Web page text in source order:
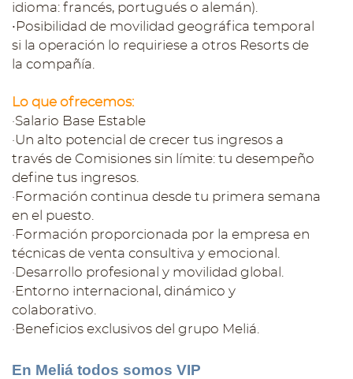
idioma: francés, portugués o alemán).
•Posibilidad de movilidad geográfica temporal
si la operación lo requiriese a otros Resorts de
la compañía.
Lo que ofrecemos:
·Salario Base Estable
·Un alto potencial de crecer tus ingresos a
través de Comisiones sin límite: tu desempeño
define tus ingresos.
·Formación continua desde tu primera semana
en el puesto.
·Formación proporcionada por la empresa en
técnicas de venta consultiva y emocional.
·Desarrollo profesional y movilidad global.
·Entorno internacional, dinámico y
colaborativo.
·Beneficios exclusivos del grupo Meliá.
En Meliá todos somos VIP